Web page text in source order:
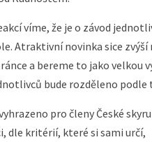
víme, že je o závod
Atraktivní novinka sice zvýší
a bereme to jako velkou
bude rozděleno
pro členy České
dle kritérií, které si sami určí,